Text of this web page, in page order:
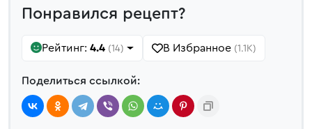
Понравился рецепт?
Рейтинг: 4.4 (14) В Избранное (1.1K)
Поделиться ссылкой: